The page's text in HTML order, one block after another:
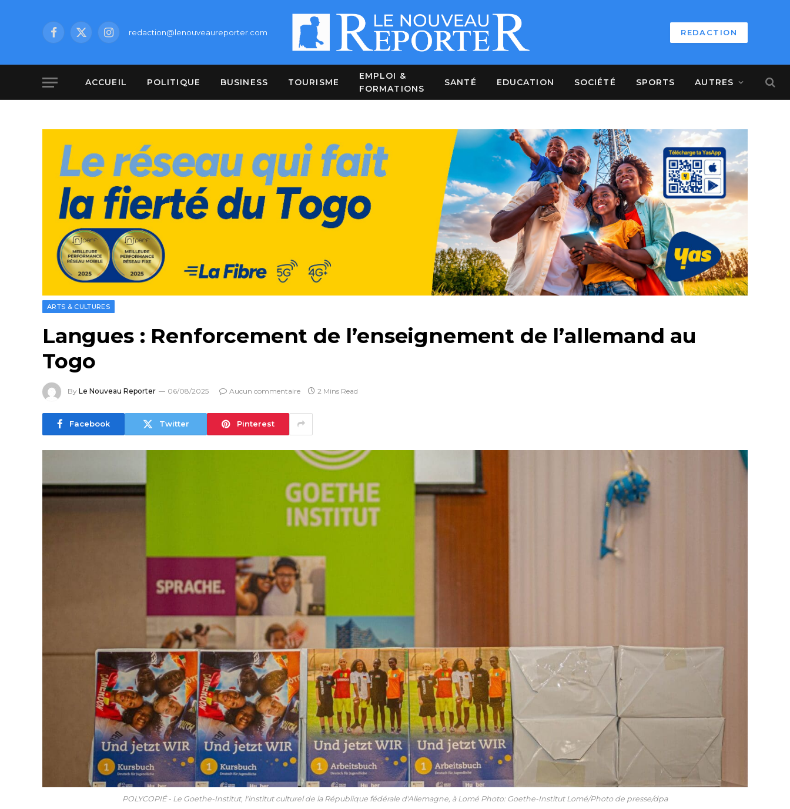
Facebook
X
Instagramredaction@lenouveaureporter.com REDACTION
ACCUEIL POLITIQUE BUSINESS TOURISME
EMPLOI &
FORMATIONS
SANTÉ EDUCATION SOCIÉTÉ SPORTS AUTRES
ARTS & CULTURES
Langues : Renforcement de l’enseignement de l’allemand au
Togo
By Le Nouveau Reporter 06/08/2025 Aucun commentaire 2 Mins Read
Facebook Twitter Pinterest
POLYCOPIÉ - Le Goethe-Institut, l'institut culturel de la République fédérale d'Allemagne, à Lomé Photo: Goethe-Institut Lomé/Photo de presse/dpa